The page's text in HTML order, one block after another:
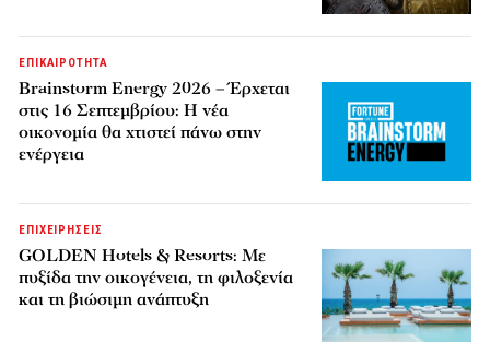
ΕΠΙΚΑΙΡΟΤΗΤΑ
Brainstorm Energy 2026 – Έρχεται
στις 16 Σεπτεμβρίου: Η νέα
οικονομία θα χτιστεί πάνω στην
ενέργεια
ΕΠΙΧΕΙΡΗΣΕΙΣ
GOLDEN Hotels & Resorts: Με
πυξίδα την οικογένεια, τη φιλοξενία
και τη βιώσιμη ανάπτυξη